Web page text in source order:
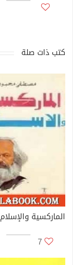
كتب ذات صلة
الماركسية والإسلام
7